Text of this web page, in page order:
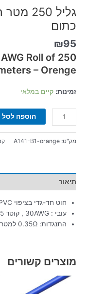
כתום
₪95
Roll of 250
– Orenge
זמינות: קיים במלאי
הוספה לסל
מק"ט: A141-B1-orange
תיאור
חוט חד-גדי בציפוי PVC
עובי : 30AWG , קוטר 0.25 מ"מ
התנגדות: 0.35Ω למטר
מוצרים קשורים